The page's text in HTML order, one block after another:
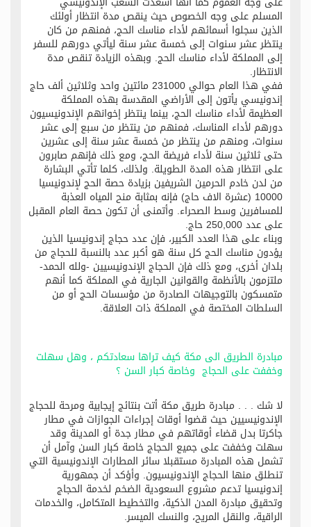
المسلم على وجه الخصوص حيث ينقص مدة انتظار أولئك
الذين سجلوا أسمائهم لأداء مناسك الحج، فمنهم من كان
ينتظر عشر سنوات إلى خمسة عشر سنة ليأتي دورهم للسفر
إلى المملكة لأداء مناسك الحج. وبهذه الزيادة تنقص مدة
الانتظار.
ففي هذا العام حوالي 231000 مائتين واحد وثلاثين ألف حاج
إندونيسي يأتون إلى الأراضي المقدسة بهذه المملكة
العظيمة لأداء مناسك الحج، بينما ينتظر إخوانهم الإندونيسيون
دورهم لأداء المناسك، فمنهم من ينتظر من سبع إلى عشر
سنوات، ومنهم من ينتظر من خمسة عشر سنة إلى عشرين
حتى ثلاثين سنة لأداء فريضة الحج، ومع ذلك فإنهم صابرون
على انتظار هذه المدة الطويلة. ولذلك، كلما تأتي البشارة
من لدن خادم الحرمين الشريفين بزيادة حصة الحج لإندونيسيا
10000 (عشرة الاف حاج) فإنه بمثابة منح المياه العذبة
للمسافرين وسط الصحراء. وأتمنى أن تكون حصة العام المقبل
على عدد 250,000 حاج.
وبناء على هذا العدد الكبير، فإن عدد حجاج إندونيسيا الذين
يؤدون مناسك الحج كل سنة هو أكبر عدد بالنسبة للحجاج من
بلدان أخرى، ومع ذلك فإن الحجاج الإندونيسيين -ولله الحمد-
ملتزمون بالأنظمة والقوانين الجارية في المملكة كما أنهم
متمسكون بالتوجيهات الصادرة من مؤسسات الحج أو من
السلطات المختصة في المملكة ذات العلاقة.
مبادرة الطريق الى مكة كيف تراها سعادتكم ، وهل سهلت
وخففت على الحجاج وخاصة كبار السن ؟
لا شك . . . مبادرة طريق مكة أتت بنتائج إيجابية ومرحة للحجاج
الإندونيسيين حيث قضوا أوقات إجراءات الجوازات في مطار
جاكرتا بدل قضاء أوقاتهم في مطار جدة أو المدينة وقد
سهلت وخففت على جميع الحجاج خاصة كبار السن وآمل أن
تشمل هذه المبادرة مستقبلا سائر المطارات الإندونيسية التي
تنطلق منها الحجاج الإندونيسيون. وأؤكد أن جمهورية
إندونيسيا تدعم مشروع السعودية الضخم لخدمة الحجاج
وتحقيق مبادرة المدن الذكية، والتخطيط المتكامل، والخدمات
الراقية، والنقل المريح، والنسك الميسر.